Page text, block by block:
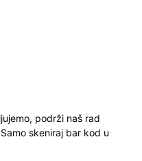
podrži naš rad
skeniraj bar kod u